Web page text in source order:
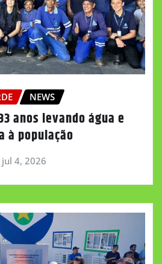
NEWS
anos levando água e
à população
jul 4, 2026